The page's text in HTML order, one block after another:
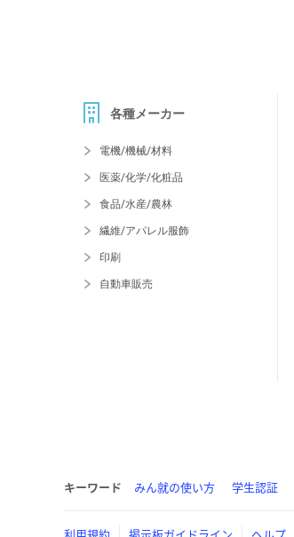
各種メーカー
電機/機械/材料
医薬/化学/化粧品
食品/水産/農林
繊維/アパレル服飾
印刷
自動車販売
キーワード みん就の使い方 学生認証